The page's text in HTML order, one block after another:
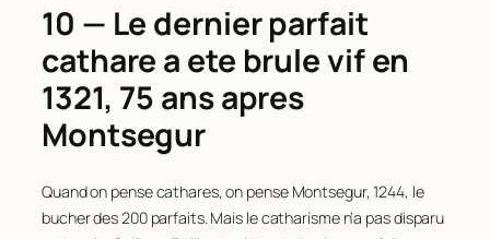
10 — Le dernier parfait
cathare a ete brule vif en
1321, 75 ans apres
Montsegur
Quand on pense cathares, on pense Montsegur, 1244, le
bucher des 200 parfaits. Mais le catharisme n’a pasdisparu